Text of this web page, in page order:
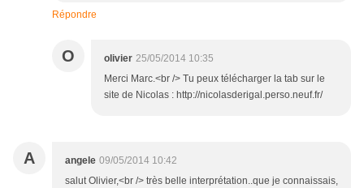
Répondre
O olivier 25/05/2014 10:35
Merci Marc.<br /> Tu peux télécharger la tab sur le
site de Nicolas : http://nicolasderigal.perso.neuf.fr/
A angele 09/05/2014 10:42
salut Olivier,<br /> très belle interprétation..que je connaissais,